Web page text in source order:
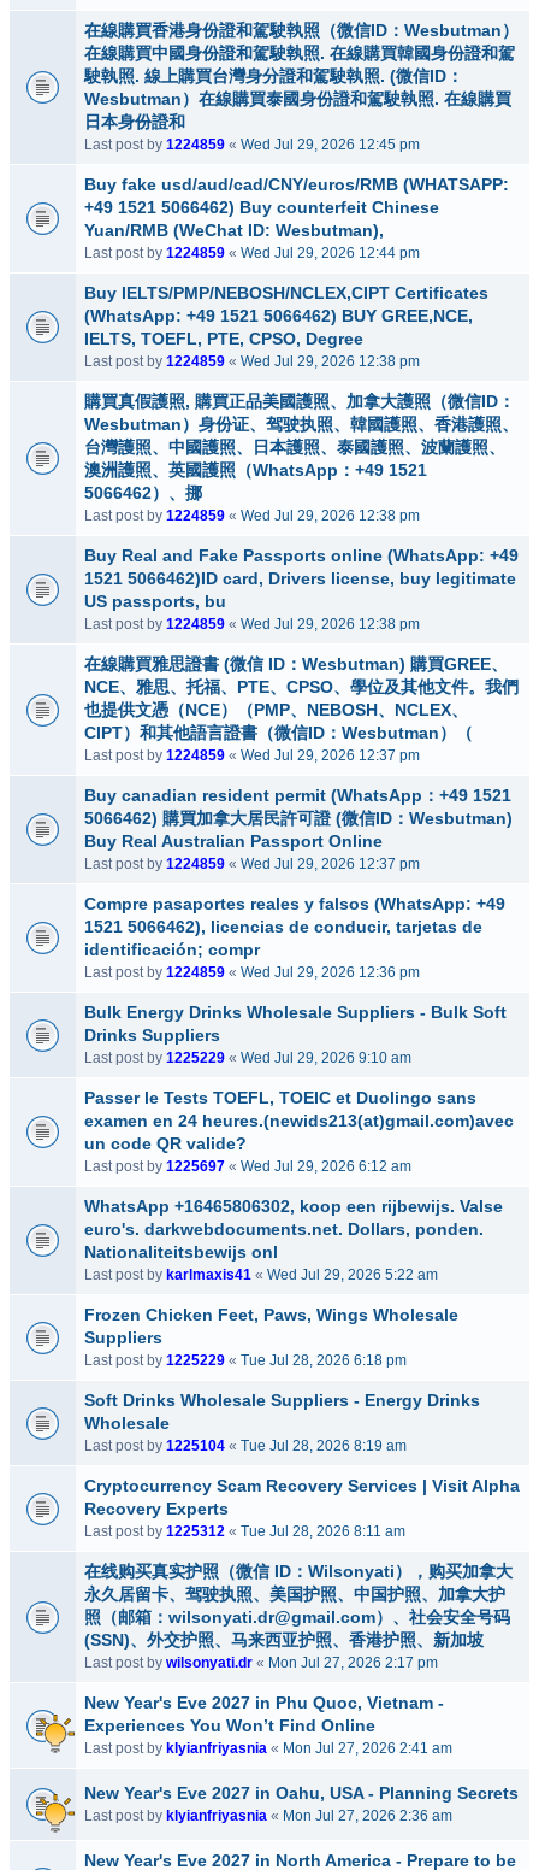
在線購買香港身份證和駕駛執照（微信ID：Wesbutman）
在線購買中國身份證和駕駛執照. 在線購買韓國身份證和駕
駛執照. 線上購買台灣身分證和駕駛執照. (微信ID：
Wesbutman）在線購買泰國身份證和駕駛執照. 在線購買
日本身份證和
Last post by 1224859 « Wed Jul 29, 2026 12:45 pm
Buy fake usd/aud/cad/CNY/euros/RMB (WHATSAPP:
+49 1521 5066462) Buy counterfeit Chinese
Yuan/RMB (WeChat ID: Wesbutman),
Last post by 1224859 « Wed Jul 29, 2026 12:44 pm
Buy IELTS/PMP/NEBOSH/NCLEX,CIPT Certificates
(WhatsApp: +49 1521 5066462) BUY GREE,NCE,
IELTS, TOEFL, PTE, CPSO, Degree
Last post by 1224859 « Wed Jul 29, 2026 12:38 pm
購買真假護照, 購買正品美國護照、加拿大護照（微信ID：
Wesbutman）身份证、驾驶执照、韓國護照、香港護照、
台灣護照、中國護照、日本護照、泰國護照、波蘭護照、
澳洲護照、英國護照（WhatsApp：+49 1521
5066462）、挪
Last post by 1224859 « Wed Jul 29, 2026 12:38 pm
Buy Real and Fake Passports online (WhatsApp: +49
1521 5066462)ID card, Drivers license, buy legitimate
US passports, bu
Last post by 1224859 « Wed Jul 29, 2026 12:38 pm
在線購買雅思證書 (微信 ID：Wesbutman) 購買GREE、
NCE、雅思、托福、PTE、CPSO、學位及其他文件。我們
也提供文憑（NCE）（PMP、NEBOSH、NCLEX、
CIPT）和其他語言證書（微信ID：Wesbutman）（
Last post by 1224859 « Wed Jul 29, 2026 12:37 pm
Buy canadian resident permit (WhatsApp：+49 1521
5066462) 購買加拿大居民許可證 (微信ID：Wesbutman)
Buy Real Australian Passport Online
Last post by 1224859 « Wed Jul 29, 2026 12:37 pm
Compre pasaportes reales y falsos (WhatsApp: +49
1521 5066462), licencias de conducir, tarjetas de
identificación; compr
Last post by 1224859 « Wed Jul 29, 2026 12:36 pm
Bulk Energy Drinks Wholesale Suppliers - Bulk Soft
Drinks Suppliers
Last post by 1225229 « Wed Jul 29, 2026 9:10 am
Passer le Tests TOEFL, TOEIC et Duolingo sans
examen en 24 heures.(newids213(at)gmail.com)avec
un code QR valide?
Last post by 1225697 « Wed Jul 29, 2026 6:12 am
WhatsApp +16465806302, koop een rijbewijs. Valse
euro's. darkwebdocuments.net. Dollars, ponden.
Nationaliteitsbewijs onl
Last post by karlmaxis41 « Wed Jul 29, 2026 5:22 am
Frozen Chicken Feet, Paws, Wings Wholesale
Suppliers
Last post by 1225229 « Tue Jul 28, 2026 6:18 pm
Soft Drinks Wholesale Suppliers - Energy Drinks
Wholesale
Last post by 1225104 « Tue Jul 28, 2026 8:19 am
Cryptocurrency Scam Recovery Services | Visit Alpha
Recovery Experts
Last post by 1225312 « Tue Jul 28, 2026 8:11 am
在线购买真实护照（微信 ID：Wilsonyati），购买加拿大
永久居留卡、驾驶执照、美国护照、中国护照、加拿大护
照（邮箱：wilsonyati.dr@gmail.com）、社会安全号码
(SSN)、外交护照、马来西亚护照、香港护照、新加坡
Last post by wilsonyati.dr « Mon Jul 27, 2026 2:17 pm
New Year's Eve 2027 in Phu Quoc, Vietnam -
Experiences You Won’t Find Online
Last post by klyianfriyasnia « Mon Jul 27, 2026 2:41 am
New Year's Eve 2027 in Oahu, USA - Planning Secrets
Last post by klyianfriyasnia « Mon Jul 27, 2026 2:36 am
New Year's Eve 2027 in North America - Prepare to be